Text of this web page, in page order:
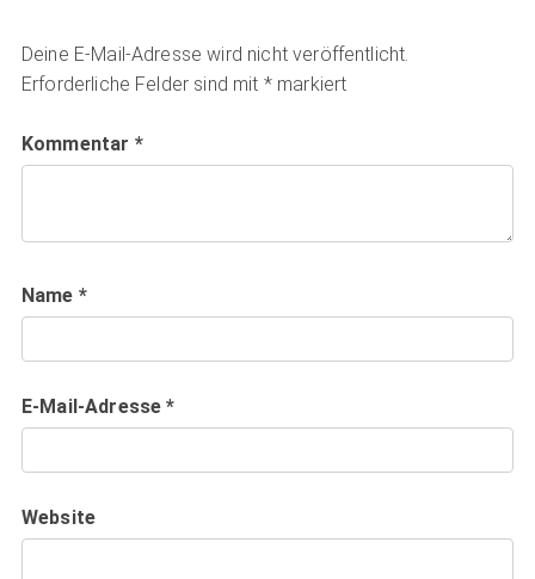
Deine E-Mail-Adresse wird nicht veröffentlicht.
Erforderliche Felder sind mit *markiert
Kommentar *
Name *
E-Mail-Adresse*
Website